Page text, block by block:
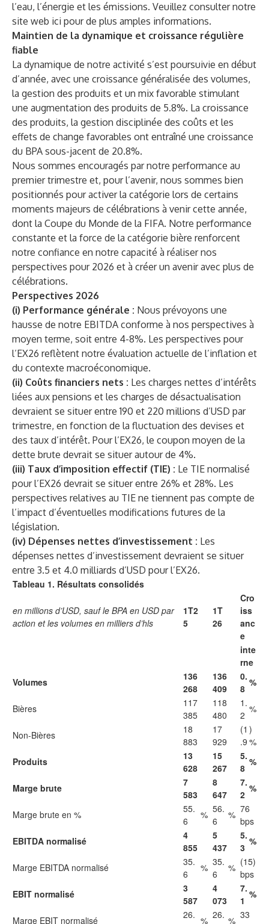
l’eau, l’énergie et les émissions. Veuillez consulter notre
site web ici pour de plus amples informations.
Maintien de la dynamique et croissance régulière
fiable
La dynamique de notre activité s’est poursuivie en début
d’année, avec une croissance généralisée des volumes,
la gestion des produits et un mix favorable stimulant
une augmentation des produits de 5.8%. La croissance
des produits, la gestion disciplinée des coûts et les
effets de change favorables ont entraîné une croissance
du BPA sous-jacent de 20.8%.
Nous sommes encouragés par notre performance au
premier trimestre et, pour l’avenir, nous sommes bien
positionnés pour activer la catégorie lors de certains
moments majeurs de célébrations à venir cette année,
dont la Coupe du Monde de la FIFA. Notre performance
constante et la force de la catégorie bière renforcent
notre confiance en notre capacité à réaliser nos
perspectives pour 2026 et à créer un avenir avec plus de
célébrations.
Perspectives 2026
(i) Performance générale : Nous prévoyons une
hausse de notre EBITDA conforme à nos perspectives à
moyen terme, soit entre 4-8%. Les perspectives pour
l’EX26 reflètent notre évaluation actuelle de l’inflation et
du contexte macroéconomique.
(ii) Coûts financiers nets : Les charges nettes d’intérêts
liées aux pensions et les charges de désactualisation
devraient se situer entre 190 et 220 millions d’USD par
trimestre, en fonction de la fluctuation des devises et
des taux d’intérêt. Pour l’EX26, le coupon moyen de la
dette brute devrait se situer autour de 4%.
(iii) Taux d’imposition effectif (TIE) : Le TIE normalisé
pour l’EX26 devrait se situer entre 26% et 28%. Les
perspectives relatives au TIE ne tiennent pas compte de
l’impact d’éventuelles modifications futures de la
législation.
(iv) Dépenses nettes d’investissement : Les
dépenses nettes d’investissement devraient se situer
entre 3.5 et 4.0 milliards d’USD pour l’EX26.
Tableau 1. Résultats consolidés
en millions d’USD, sauf le BPA en USD par
action et les volumes en milliers d’hls
1T2
5
1T
26
Cro
iss
anc
e
inte
rne
Volumes
136
268
136
409
0.
8
%
Bières
117
385
118
480
1.
2
%
Non-Bières
18
883
17
929
(1
.9
)
%
Produits
13
628
15
267
5.
8
%
Marge brute
7
583
8
647
7.
2
%
Marge brute en %
55.
6
% 56.
6
% 76
bps
EBITDA normalisé
4
855
5
437
5.
3
%
Marge EBITDA normalisé
35.
6
% 35.
6
% (15)
bps
EBIT normalisé
3
587
4
073
7.
1
%
Marge EBIT normalisé
26. % 26. % 33